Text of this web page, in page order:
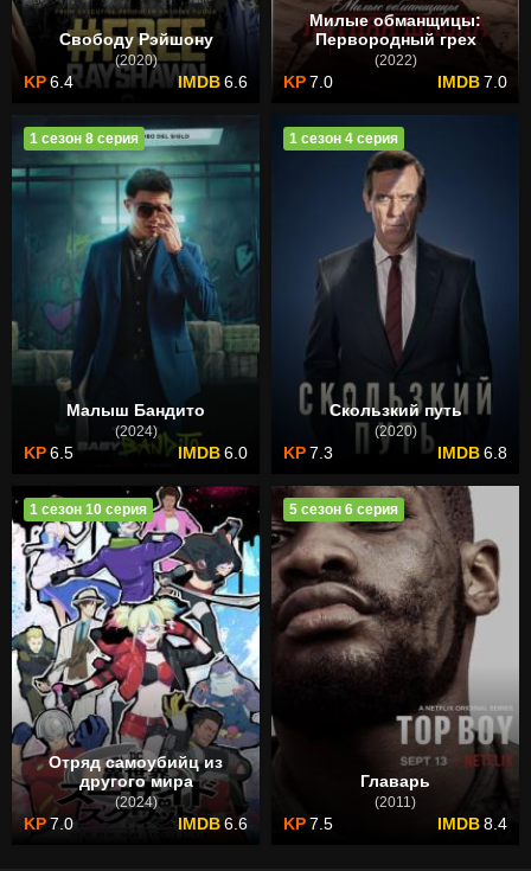
Свободу Рэйшону
(2020)
6.4 6.6
Милые обманщицы:
Первородный грех
(2022)
7.0 7.0
Малыш Бандито
(2024)
6.5 6.0
1 сезон 8 серия
Скользкий путь
(2020)
7.3 6.8
1 сезон 4 серия
Отряд самоубийц из
другого мира
(2024)
7.0 6.6
1 сезон 10 серия
Главарь
(2011)
7.5 8.4
5 сезон 6 серия